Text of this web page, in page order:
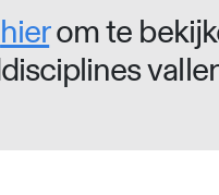
hierom te